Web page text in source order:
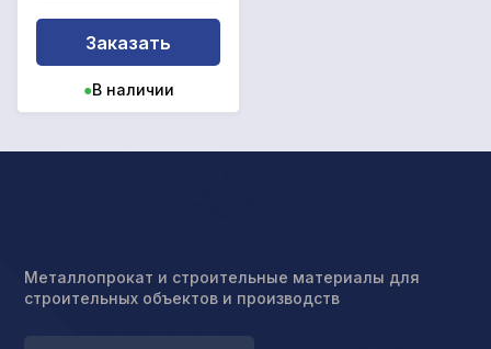
Заказать
●В наличии
Металлопрокат и строительные материалы для
строительных объектов и производств